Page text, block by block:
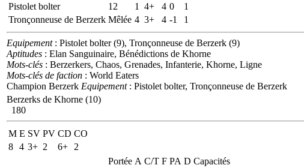
Pistolet bolter
12 1 4+ 4 0
1
Tronçonneuse de Berzerk Mêlée 4 3+ 4 -1 1
Equipement: Pistolet bolter (9), Tronçonneuse de Berzerk (9)
Aptitudes : Elan Sanguinaire, Bénédictions de Khorne
Mots-clés : Berzerkers, Chaos, Grenades, Infanterie, Khorne, Ligne
Mots-clés de faction : World Eaters
Champion Berzerk Equipement: Pistolet bolter, Tronçonneuse de Berzerk
Berzerks de Khorne (10)
180
M E SV PV CD CO
8 4 3+ 2 6+
2
Portée A C/T F PA D Capacités